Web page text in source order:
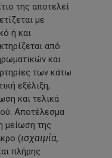
της αποτελεί
με
ή και
από
και
των κάτω
εξέλιξη,
και τελικά
Αποτέλεσμα
μείωση της
(ισχαιμία,
πλήρης